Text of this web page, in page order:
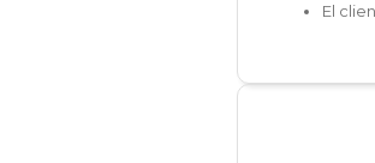
El